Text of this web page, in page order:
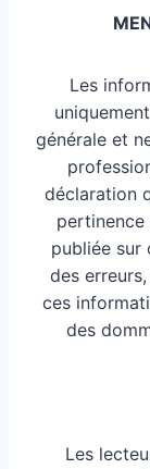
Les
générale et
déclaration
publiée sur
des
ces
des
Les